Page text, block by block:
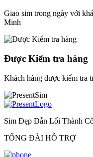
Giao sim trong ngày với
Minh
Được Kiểm tra hàng
Khách hàng được kiểm tra
Sim Đẹp Dẫn Lối Thành
TỔNG ĐÀI HỖ TRỢ